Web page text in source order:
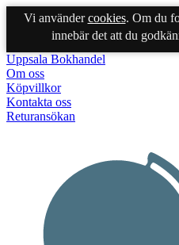
Vi användercookies. Om du
innebär det att du
Uppsala Bokhandel
Om oss
Köpvillkor
Kontakta oss
Returansökan